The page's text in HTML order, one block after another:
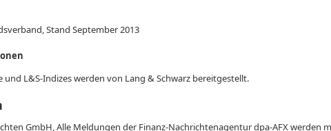
Stand September 2013
L&S-Indizes werden von Lang & Schwarz bereitgestellt.
GmbH, Alle Meldungen der Finanz-Nachrichtenagentur dpa-AFX werden